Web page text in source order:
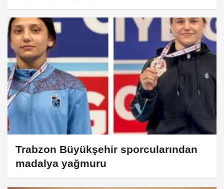
Trabzon Büyükşehir sporcularından
madalya yağmuru